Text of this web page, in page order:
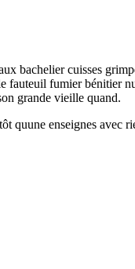
bachelier cuisses
fauteuil fumier bénitier
grande vieille quand.
quune enseignes avec